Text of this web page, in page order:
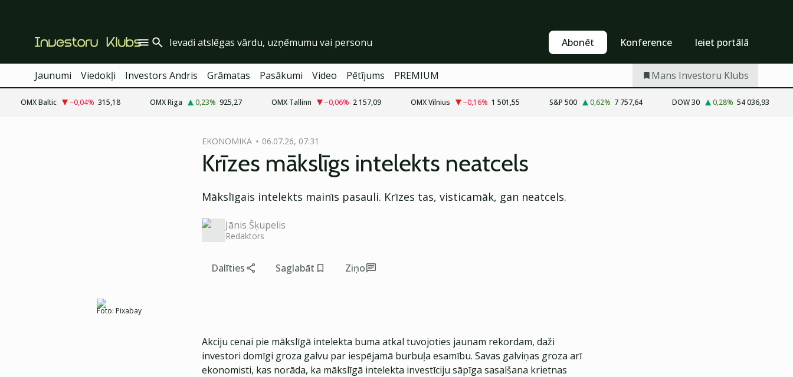
Abonēt Konference Ieiet portālā
Jaunumi Viedokļi Investors Andris Grāmatas Pasākumi Video Pētījums PREMIUM Mans Investoru Klubs
OMX Baltic −0,04% 315,18 OMX Riga 0,23% 925,27 OMX Tallinn −0,06% 2 157,09 OMX Vilnius −0,16% 1 501,55 S&P 500 0,62% 7 757,64 DOW 30 0,28% 54 036,93
EKONOMIKA 06.07.26, 07:31
Krīzes mākslīgs intelekts neatcels
Mākslīgais intelekts mainīs pasauli. Krīzes tas, visticamāk, gan neatcels.
Jānis Šķupelis
Redaktors
Dalīties Saglabāt Ziņo
Foto: Pixabay
Akciju cenai pie mākslīgā intelekta buma atkal tuvojoties jaunam rekordam, daži
investori domīgi groza galvu par iespējamā burbuļa esamību. Savas galviņas groza arī
ekonomisti, kas norāda, ka mākslīgā intelekta investīciju sāpīga sasalšana krietnas